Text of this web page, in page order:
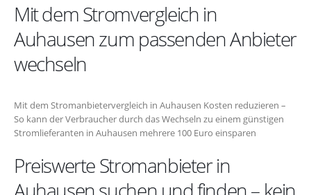
Mit dem Stromvergleich in
Auhausen zum passenden Anbieter
wechseln
Mit dem Stromanbietervergleich in Auhausen Kosten reduzieren –
So kann der Verbraucher durch das Wechseln zu einem günstigen
Stromlieferanten in Auhausen mehrere 100 Euro einsparen
Preiswerte Stromanbieter in